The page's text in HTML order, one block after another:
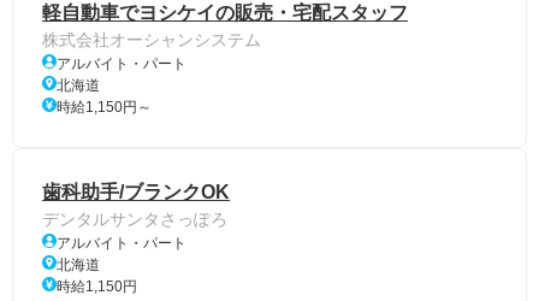
軽自動車でヨシケイの販売・宅配スタッフ
株式会社オーシャンシステム
アルバイト・パート
北海道
時給1,150円～
歯科助手/ブランクOK
デンタルサンタさっぽろ
アルバイト・パート
北海道
時給1,150円